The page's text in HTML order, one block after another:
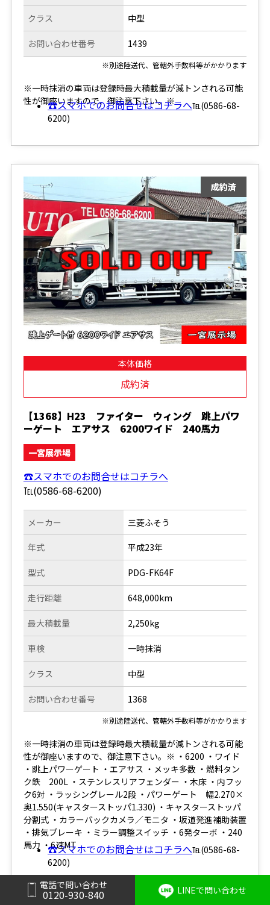
電話で問い合わせ
0120-930-840 LINEで問い合わせ
クラス
お問い合わせ番号
中型
1439
※別途陸送代、管轄外手数料等がかかります
※一時抹消の車両は登録時最大積載量が減トンされる可能
性が御座いますので、御注意下さい。※
☎スマホでのお問合せはコチラへ℡(0586-68-
6200)
本体価格
成約済
【1368】H23 ファイター ウィング 跳上パワ
ーゲート エアサス 6200ワイド 240馬力
一宮展示場
☎スマホでのお問合せはコチラへ
℡(0586-68-6200)
メーカー
年式
型式
走行距離
三菱ふそう
平成23年
PDG-FK64F
648,000km
最大積載量
車検
クラス
お問い合わせ番号
2,250kg
一時抹消
中型
1368
※別途陸送代、管轄外手数料等がかかります
※一時抹消の車両は登録時最大積載量が減トンされる可能
性が御座いますので、御注意下さい。※ ・6200 ・ワイド
・跳上パワーゲート ・エアサス ・メッキ多数 ・燃料タン
ク鉄 200L ・ステンレスリアフェンダー ・木床 ・内フッ
ク6対 ・ラッシングレール2段 ・パワーゲート 幅2.270×
奥1.550(キャスターストッパ1.330) ・キャスターストッパ
分割式 ・カラーバックカメラ／モニタ ・坂道発進補助装置
・排気ブレーキ ・ミラー調整スイッチ ・6発ターボ ・240
馬力 ・6速MT
☎スマホでのお問合せはコチラへ℡(0586-68-
6200)